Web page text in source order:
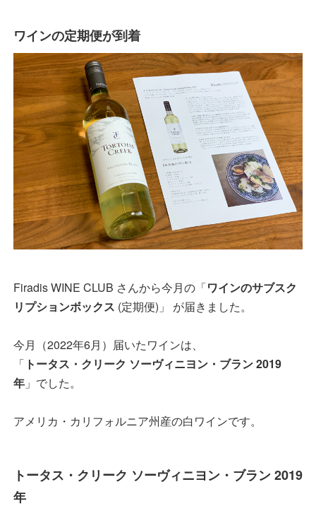
ワインの定期便が到着
Firadis WINE CLUB さんから今月の「ワインのサブスク
リプションボックス (定期便)」 が届きました。
今月（2022年6月）届いたワインは、
「 トータス・クリーク ソーヴィニヨン・ブラン 2019
年 」でした。
アメリカ・カリフォルニア州産の白ワインです。
トータス・クリーク ソーヴィニヨン・ブラン 2019
年